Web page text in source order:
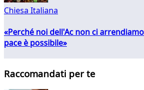
Chiesa Italiana
«Perché noi dell'Ac non ci
pace è possibile»
Raccomandati per te